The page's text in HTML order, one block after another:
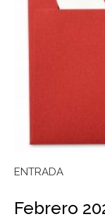
ENTRADA
Febrero